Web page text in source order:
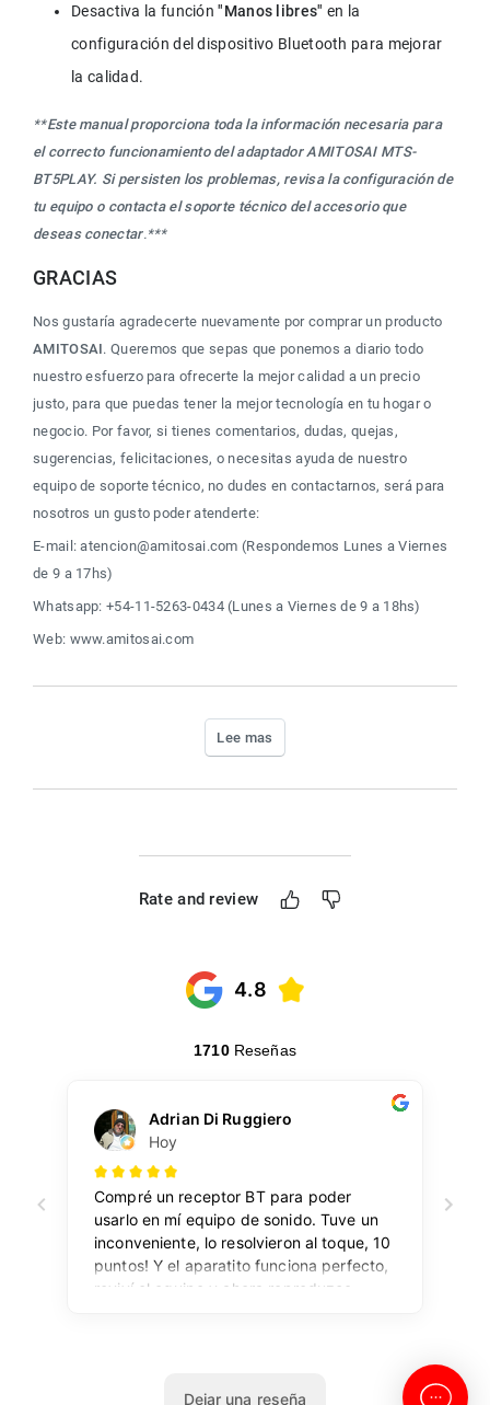
Desactiva la función "Manos libres" en la
configuración del dispositivo Bluetooth para mejorar
la calidad.
**Este manual proporciona toda la información necesaria para
el correcto funcionamiento del adaptador AMITOSAI MTS-
BT5PLAY. Si persisten los problemas, revisa la configuración de
tu equipo o contacta el soporte técnico del accesorio que
deseas conectar.***
GRACIAS
Nos gustaría agradecerte nuevamente por comprar un producto
AMITOSAI. Queremos que sepas que ponemos a diario todo
nuestro esfuerzo para ofrecerte la mejor calidad a un precio
justo, para que puedas tener la mejor tecnología en tu hogar o
negocio. Por favor, si tienes comentarios, dudas, quejas,
sugerencias, felicitaciones, o necesitas ayuda de nuestro
equipo de soporte técnico, no dudes en contactarnos, será para
nosotros un gusto poder atenderte:
E-mail: atencion@amitosai.com (Respondemos Lunes a Viernes
de 9 a 17hs)
Whatsapp: +54-11-5263-0434 (Lunes a Viernes de 9 a 18hs)
Web: www.amitosai.com
Lee mas
Rate and review